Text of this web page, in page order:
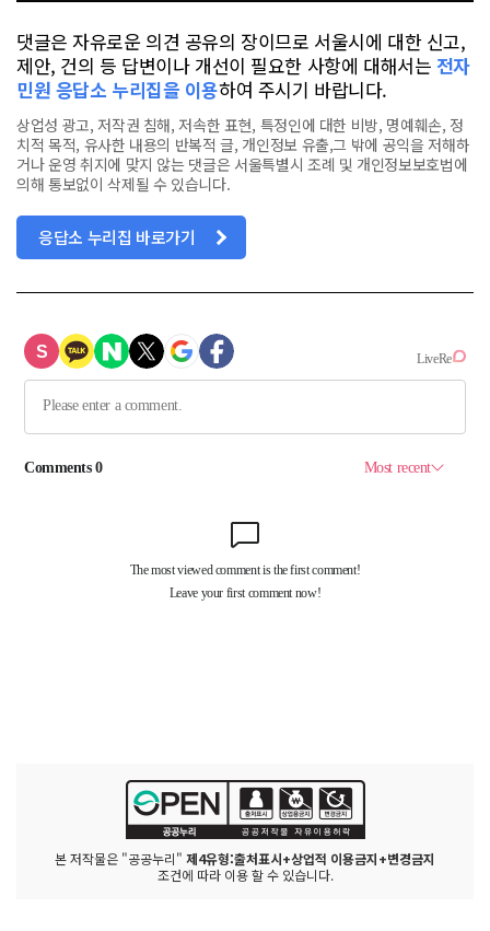
댓글은 자유로운 의견 공유의 장이므로 서울시에 대한 신고,
제안, 건의 등 답변이나 개선이 필요한 사항에 대해서는 전자
민원 응답소 누리집을 이용하여 주시기 바랍니다.
상업성 광고, 저작권 침해, 저속한 표현, 특정인에 대한 비방, 명예훼손, 정
치적 목적, 유사한 내용의 반복적 글, 개인정보 유출,그 밖에 공익을 저해하
거나 운영 취지에 맞지 않는 댓글은 서울특별시 조례 및 개인정보보호법에
의해 통보없이 삭제될 수 있습니다.
응답소 누리집 바로가기
본 저작물은 "공공누리" 제4유형:출처표시+상업적 이용금지+변경금지
조건에 따라 이용 할 수 있습니다.